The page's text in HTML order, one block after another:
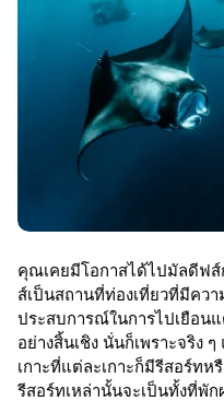
คุณเคยมีโอกาสได้ไปมัลดีฟ
ส์เป็นสถานที่ท่องเที่ยวที่มีคว
ประสบการณ์ในการไปเยือน
อย่างสิ้นเชิง นั่นก็เพราะจริง
เกาะที่แต่ละเกาะก็มีรีสอร์ท
รีสอร์ทเหล่านั้นจะเป็นทั้งที่พั